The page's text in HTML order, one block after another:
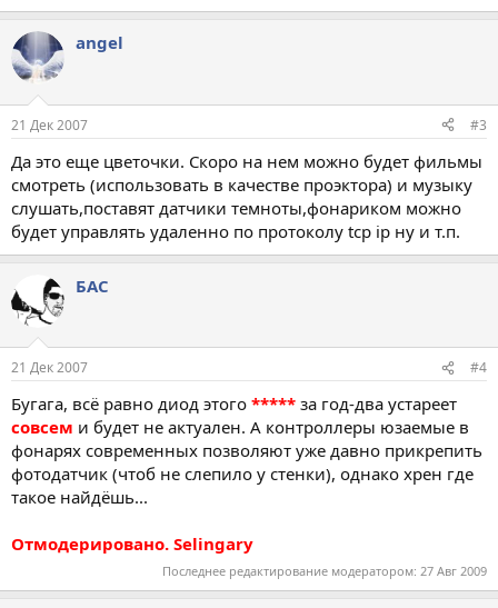
angel
21 Дек 2007 #3
Да это еще цветочки. Скоро на нем можно будет фильмы
смотреть (использовать в качестве проэктора) и музыку
слушать,поставят датчики темноты,фонариком можно
будет управлять удаленно по протоколу tcp ip ну и т.п.
БАС
21 Дек 2007 #4
Бугага, всё равно диод этого ***** за год-два устареет
совсем и будет не актуален. А контроллеры юзаемые в
фонарях современных позволяют уже давно прикрепить
фотодатчик (чтоб не слепило у стенки), однако хрен где
такое найдёшь...
Отмодерировано. Selingary
Последнее редактирование модератором: 27 Авг 2009